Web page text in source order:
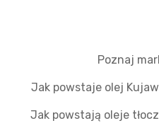
Poznaj
Jak powstaje olej
Jak powstają oleje